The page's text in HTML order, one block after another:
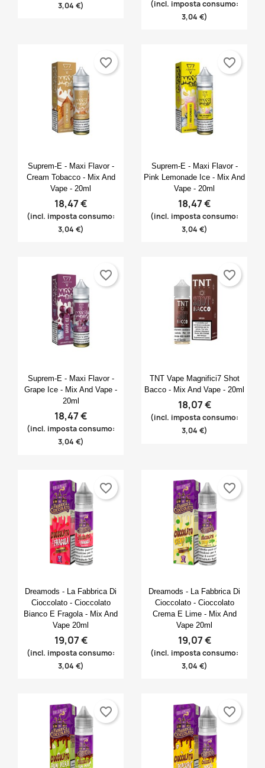
Crea lista dei desideri
((modalTitle))
Accedi
3,04 €)
(incl. imposta consumo:
3,04 €)
Anteprima
Suprem-E - Maxi Flavor -
Cream Tobacco - Mix And
Vape - 20ml
18,47 €
(incl. imposta consumo:
3,04 €)
favorite_border
Anteprima
Suprem-E - Maxi Flavor -
Pink Lemonade Ice - Mix And
Vape - 20ml
18,47 €
(incl. imposta consumo:
3,04 €)
favorite_border
Anteprima
Suprem-E - Maxi Flavor -
Grape Ice - Mix And Vape -
20ml
18,47 €
(incl. imposta consumo:
3,04 €)
favorite_border
Anteprima
TNT Vape Magnifici7 Shot
Bacco - Mix And Vape - 20ml
18,07 €
(incl. imposta consumo:
3,04 €)
favorite_border
Anteprima
Dreamods - La Fabbrica Di
Cioccolato - Cioccolato
Bianco E Fragola - Mix And
Vape 20ml
19,07 €
(incl. imposta consumo:
3,04 €)
favorite_border
Anteprima
Dreamods - La Fabbrica Di
Cioccolato - Cioccolato
Crema E Lime - Mix And
Vape 20ml
19,07 €
(incl. imposta consumo:
3,04 €)
favorite_border
favorite_border favorite_border